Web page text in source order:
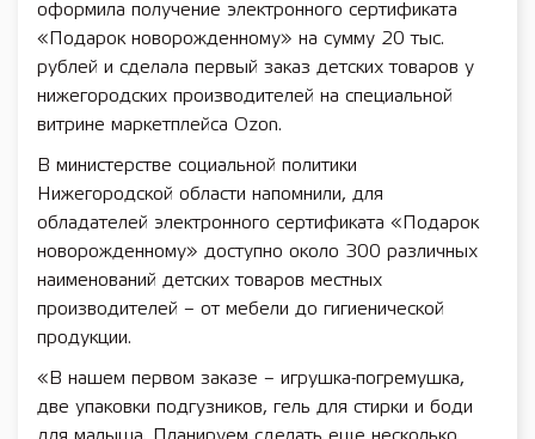
оформила получение электронного сертификата
«Подарок новорожденному» на сумму 20 тыс.
рублей и сделала первый заказ детских товаров у
нижегородских производителей на специальной
витрине маркетплейса Ozon.
В министерстве социальной политики
Нижегородской области напомнили, для
обладателей электронного сертификата «Подарок
новорожденному» доступно около 300 различных
наименований детских товаров местных
производителей – от мебели до гигиенической
продукции.
«В нашем первом заказе – игрушка-погремушка,
две упаковки подгузников, гель для стирки и боди